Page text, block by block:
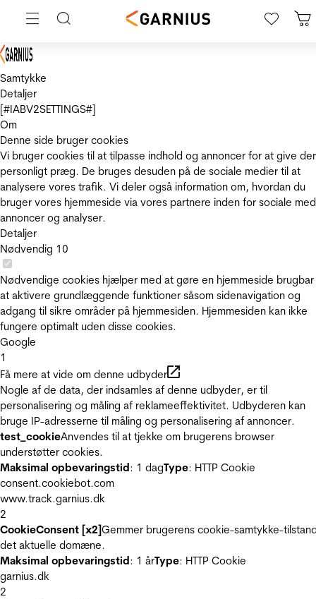
Samtykke
Detaljer
[#IABV2SETTINGS#]
Om
Denne side bruger cookies
Vi bruger cookies til at tilpasse indhold og annoncer for at give
personligt præg. De bruges desuden på de sociale medier til at
analysere vores trafik. Vi deler også information om, hvordan du
bruger vores hjemmeside via vores partnere inden for sociale
annoncer og analyser.
Detaljer
Nødvendig 10
Nødvendige cookies hjælper med at gøre en hjemmeside
at aktivere grundlæggende funktioner såsom sidenavigation og
adgang til sikre områder på hjemmesiden. Hjemmesiden kan ikke
fungere optimalt uden disse cookies.
Google
1
Få mere at vide om denne udbyder
Nogle af de data, der indsamles af denne udbyder, er til
personalisering og måling af reklameeffektivitet. Udbyderen kan
bruge IP-adresserne til måling og personalisering af annoncer.
test_cookieAnvendes til at tjekke om brugerens browser
understøtter cookies.
Maksimal opbevaringstid: 1 dagType: HTTP Cookie
consent.cookiebot.com
www.track.garnius.dk
2
CookieConsent [x2]Gemmer brugerens cookie-samtykke-
det aktuelle domæne.
Maksimal opbevaringstid: 1 årType: HTTP Cookie
garnius.dk
2